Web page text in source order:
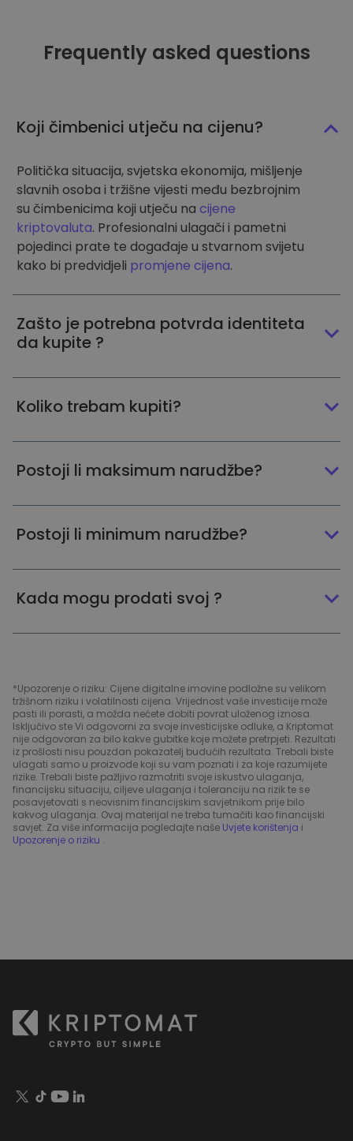
Frequently asked questions
Koji čimbenici utječu na cijenu?
Politička situacija, svjetska ekonomija, mišljenje
slavnih osoba i tržišne vijesti među bezbrojnim
su čimbenicima koji utječu na cijene
kriptovaluta. Profesionalni ulagači i pametni
pojedinci prate te događaje u stvarnom svijetu
kako bi predvidjeli promjene cijena.
Zašto je potrebna potvrda identiteta
da kupite ?
Koliko trebam kupiti?
Postoji li maksimum narudžbe?
Postoji li minimum narudžbe?
Kada mogu prodati svoj ?
*Upozorenje o riziku: Cijene digitalne imovine podložne su velikom
tržišnom riziku i volatilnosti cijena. Vrijednost vaše investicije može
pasti ili porasti, a možda nećete dobiti povrat uloženog iznosa.
Isključivo ste Vi odgovorni za svoje investicijske odluke, a Kriptomat
nije odgovoran za bilo kakve gubitke koje možete pretrpjeti. Rezultati
iz prošlosti nisu pouzdan pokazatelj budućih rezultata. Trebali biste
ulagati samo u proizvode koji su vam poznati i za koje razumijete
rizike. Trebali biste pažljivo razmotriti svoje iskustvo ulaganja,
financijsku situaciju, ciljeve ulaganja i toleranciju na rizik te se
posavjetovati s neovisnim financijskim savjetnikom prije bilo
kakvog ulaganja. Ovaj materijal ne treba tumačiti kao financijski
savjet. Za više informacija pogledajte naše Uvjete korištenja i
Upozorenje o riziku .